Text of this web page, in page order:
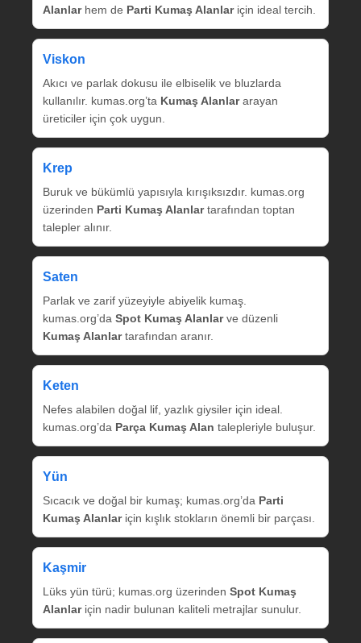
Alanlarhem de Parti Kumaş Alanlariçin ideal tercih.
Viskon
Akıcı ve parlak dokusu ile elbiselik ve bluzlarda
kullanılır. kumas.org’ta Kumaş Alanlararayan
üreticiler için çok uygun.
Krep
Buruk ve bükümlü yapısıyla kırışıksızdır. kumas.org
üzerinden Parti Kumaş Alanlartarafından toptan
talepler alınır.
Saten
Parlak ve zarif yüzeyiyle abiyelik kumaş.
kumas.org’da Spot Kumaş Alanlarve düzenli
Kumaş Alanlartarafından aranır.
Keten
Nefes alabilen doğal lif, yazlık giysiler için ideal.
kumas.org’da Parça Kumaş Alan talepleriyle buluşur.
Yün
Sıcacık ve doğal bir kumaş; kumas.org’da Parti
Kumaş Alanlariçin kışlık stokların önemli bir parçası.
Kaşmir
Lüks yün türü; kumas.org üzerinden Spot Kumaş
Alanlariçin nadir bulunan kaliteli metrajlar sunulur.